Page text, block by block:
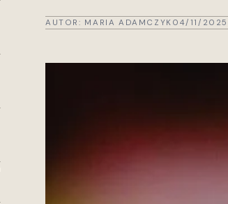
AUTOR: MARIA ADAMCZYK 04/11/2025